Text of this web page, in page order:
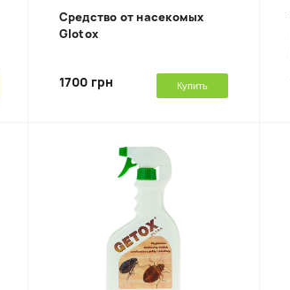
Средство от насекомых
Glotox
1700 грн Купить